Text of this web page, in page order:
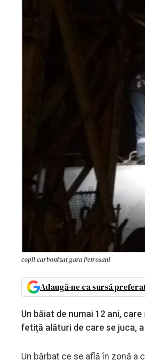
copil carbonizat gara Petrosani
Adaugă-ne ca sursă
Un băiat de numai 12 ani,
fetiță alături de care se juca,
Un bărbat ce se află în zonă a